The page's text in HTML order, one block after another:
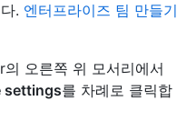
. 엔터프라이즈 팀 만들기
오른쪽 위 모서리에서
settings를 차례로 클릭합